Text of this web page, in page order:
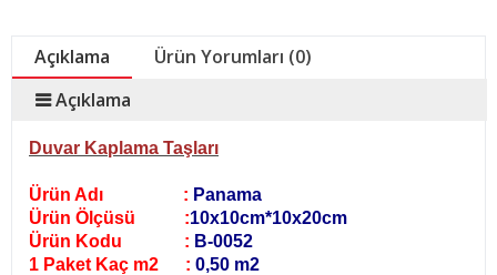
Açıklama
Ürün Yorumları (0)
Açıklama
Duvar Kaplama Taşları
Ürün Adı : Panama
Ürün Ölçüsü :10x10cm*10x20cm
Ürün Kodu : B-0052
1 Paket Kaç m2 : 0,50 m2